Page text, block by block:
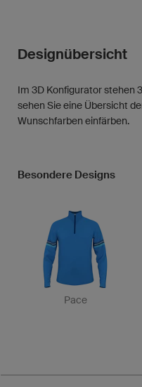
Designübersicht
Im 3D Konfigurator stehen
sehen Sie eine Übersicht
Wunschfarben einfärben.
Besondere Designs
Pace